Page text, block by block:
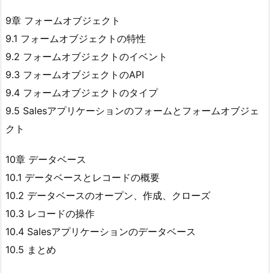
9章 フォームオブジェクト
9.1 フォームオブジェクトの特性
9.2 フォームオブジェクトのイベント
9.3 フォームオブジェクトのAPI
9.4 フォームオブジェクトのタイプ
9.5 Salesアプリケーションのフォームとフォームオブジェ
クト
10章 データベース
10.1 データベースとレコードの概要
10.2 データベースのオープン、作成、クローズ
10.3 レコードの操作
10.4 Salesアプリケーションのデータベース
10.5 まとめ